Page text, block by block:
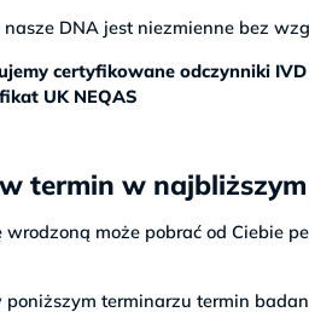
DNA jest niezmienne bez
certyfikowane odczynniki IVD
UK NEQAS
termin w
może pobrać od Ciebie
terminarzu termin